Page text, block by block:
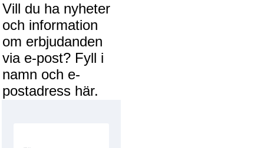
Vill du ha nyheter
och information
om erbjudanden
via e-post? Fyll i
namn och e-
postadress här.